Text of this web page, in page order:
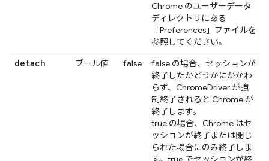
Chrome のユーザーデータ
ディレクトリにある
「Preferences」ファイルを
参照してください。
detach ブール値 false
false の場合、セッションが
終了したかどうかにかかわ
らず、ChromeDriver が強
制終了されると Chrome が
終了します。
true の場合、Chrome はセ
ッションが終了または閉じ
られた場合にのみ終了しま